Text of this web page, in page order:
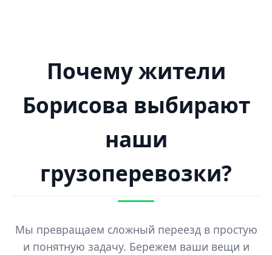
Почему жители
Борисова выбирают
наши
грузоперевозки?
Мы превращаем сложный переезд в простую
и понятную задачу. Бережем ваши вещи и